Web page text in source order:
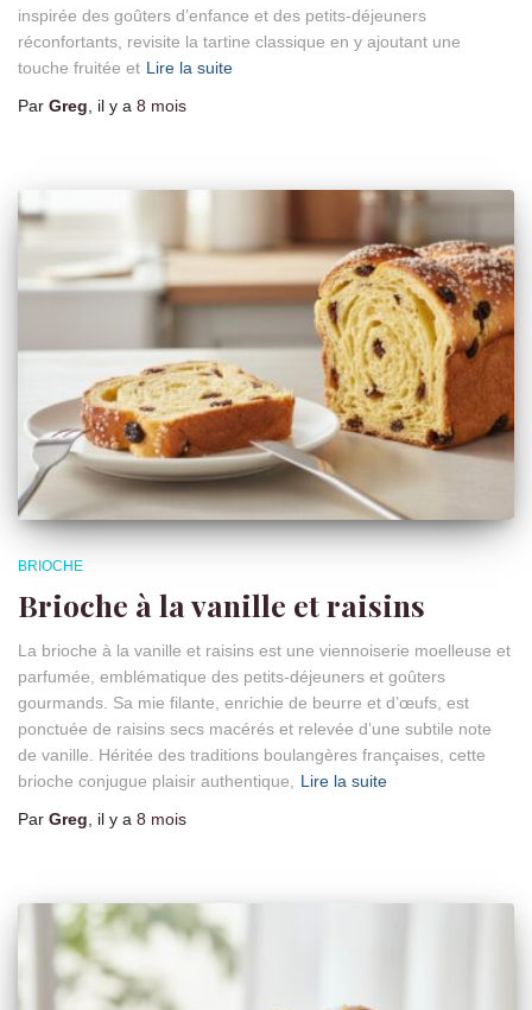
inspirée des goûters d’enfance et des petits-déjeuners
réconfortants, revisite la tartine classique en y ajoutant une
touche fruitée et Lire la suite
Par Greg , il y a 8 mois
BRIOCHE
Brioche à la vanille et raisins
La brioche à la vanille et raisins est une viennoiserie moelleuse et
parfumée, emblématique des petits-déjeuners et goûters
gourmands. Sa mie filante, enrichie de beurre et d’œufs, est
ponctuée de raisins secs macérés et relevée d’une subtile note
de vanille. Héritée des traditions boulangères françaises, cette
brioche conjugue plaisir authentique, Lire la suite
Par Greg, il y a 8 mois